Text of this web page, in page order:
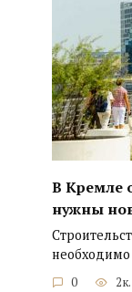
В Кремле
нужны
0 2к.